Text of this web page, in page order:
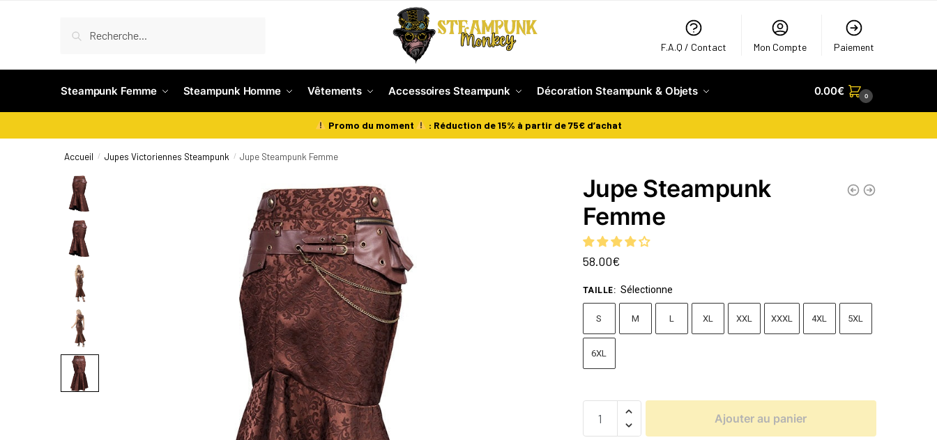
F.A.Q / Contact Mon Compte Paiement
Steampunk Femme Steampunk Homme Vêtements Accessoires Steampunk Décoration Steampunk & Objets 0.00€ 0
Promo du moment : Réduction de 15% à partir de 75€ d’achat
Accueil / Jupes Victoriennes Steampunk / Jupe Steampunk Femme
Jupe Steampunk
Femme
58.00€
TAILLE: Sélectionne
S M L XL XXL XXXL 4XL 5XL
6XL
Ajouter au panier